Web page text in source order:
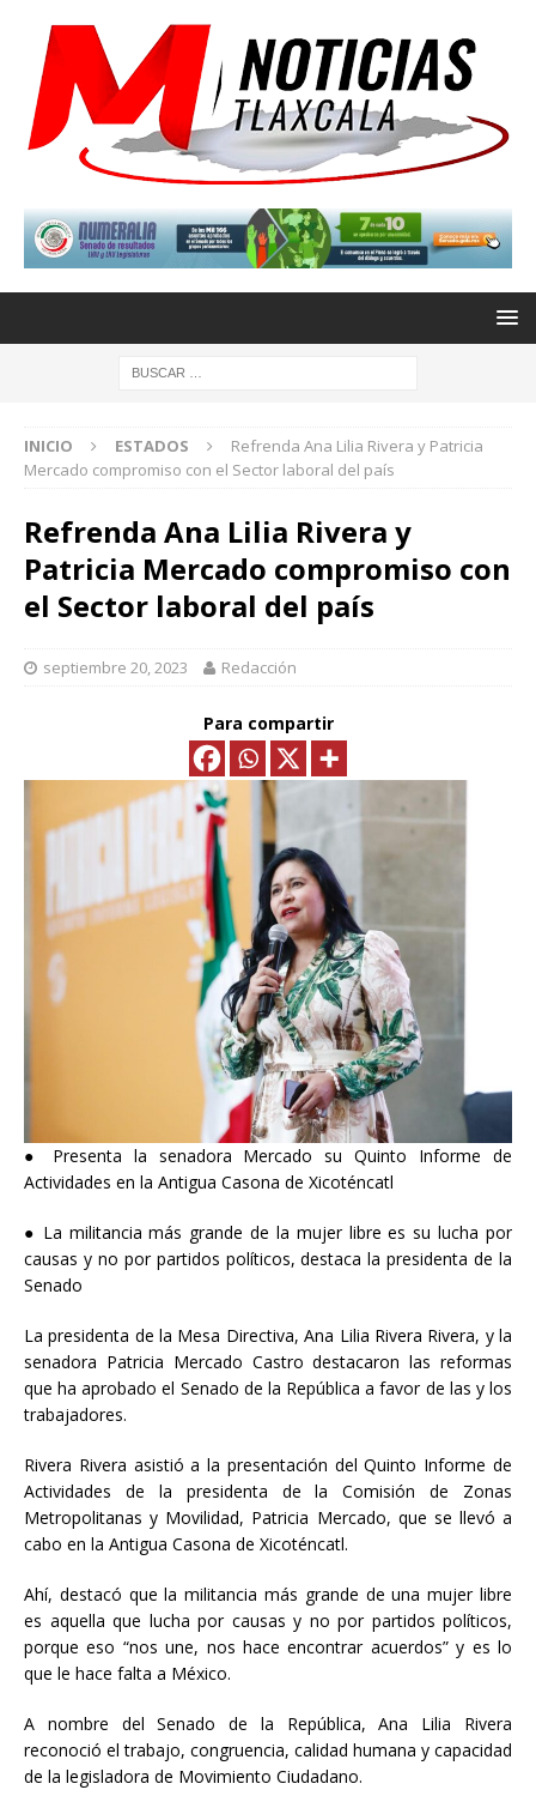
INICIO ESTADOS
Refrenda Ana Lilia Rivera y Patricia
Mercado compromiso con el Sector laboral del país
Refrenda Ana Lilia Rivera y
Patricia Mercado compromiso con
el Sector laboral del país
septiembre 20, 2023 Redacción
Para compartir
● Presenta la senadora Mercado su Quinto Informe de
Actividades en la Antigua Casona de Xicoténcatl
● La militancia más grande de la mujer libre es su lucha por
causas y no por partidos políticos, destaca la presidenta de la
Senado
Lapresidenta de la Mesa Directiva, Ana Lilia Rivera Rivera, y la
senadora Patricia Mercado Castro destacaron las reformas
que ha aprobado el Senado de la República a favor de las y los
trabajadores.
Rivera Rivera asistió a la presentación del Quinto Informe de
Actividades de la presidenta de la Comisión de Zonas
Metropolitanas y Movilidad, Patricia Mercado, que se llevó a
cabo en la Antigua Casona de Xicoténcatl.
Ahí, destacó que la militancia más grande de una mujer libre
es aquella que lucha por causas y no por partidos políticos,
porque eso “nos une, nos hace encontrar acuerdos” y es lo
que le hace falta a México.
A nombre del Senado de la República, Ana Lilia Rivera
reconoció el trabajo, congruencia, calidad humana y capacidad
de la legisladora de Movimiento Ciudadano.